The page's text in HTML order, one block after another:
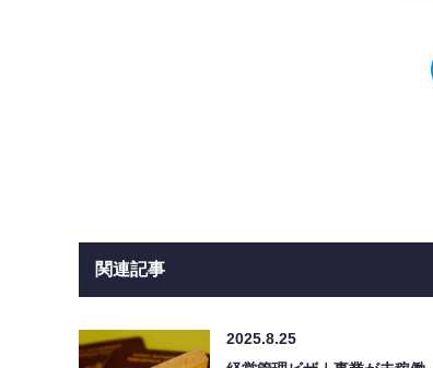
関連記事
2025.8.25